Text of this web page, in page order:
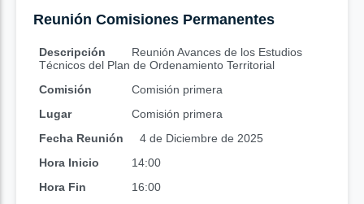
Reunión Comisiones Permanentes
Descripción
Reunión Avances de los Estudios
Técnicos del Plan de Ordenamiento Territorial
Comisión
Comisión primera
Lugar
Comisión primera
Fecha Reunión
4 de Diciembre de 2025
Hora Inicio
14:00
Hora Fin
16:00